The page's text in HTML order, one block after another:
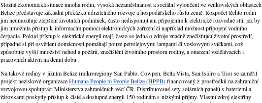
Složitá ekonomická situace mnoha rodin, vysoká nezaměstnanost a sociální vyloučení ve venkovských oblastech
Belize představuje základní překážku udržitelného rozvoje a hospodářského růstu země. Rozpočet těchto rodin
jim neumožňuje zlepšení životních podmínek, často nedisponují ani připojením k elektrické rozvodné síti, jež by
jim umožnila přístup k informacím pomocí elektronických zařízení či například možnost připojení vodního
čerpadla. Pokud přístup k elektrické energii mají, často se jedná o zdroje značně znečišťující životní prostředí,
případně si při osvětlení domácnosti pomáhají pouze petrolejovými lampami či voskovými svíčkami, což
způsobuje vyšší množství nehod a požárů, znečištění životního prostoru rodiny, a omezení vzdělávacích i
pracovních aktivit na denní dobu.
Na takové rodiny v jižním Belize (mikroregiony San Pablo, Cowpen, Bella Vista, San Isidro a Trio) se zaměřil
projekt neziskové organizaceHumana People to People Belize (HPPB)financovaný z prostředků na zahraniční
rozvojovou spolupráci Ministerstva zahraničních věcí ČR. Distribuované sety solárních panelů s bateriemi a
žárovkami poskytly přístup k čisté a dostupné energii 150 rodinám s nízkými příjmy. Vlastní zdroj elektřiny